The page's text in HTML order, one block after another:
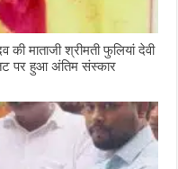
की माताजी श्रीमती फुलियां देवी
पर हुआ अंतिम संस्कार